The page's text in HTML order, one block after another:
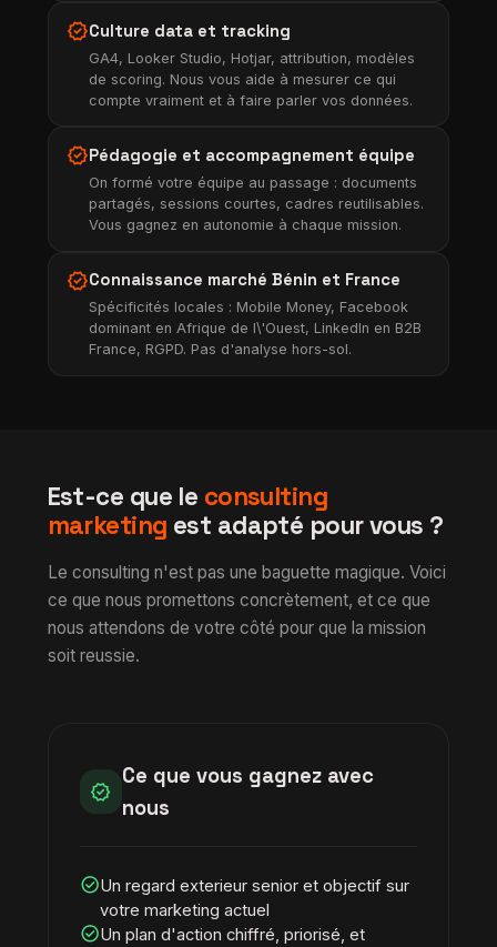
verifiedCulture data et tracking
GA4, Looker Studio, Hotjar, attribution, modèles
de scoring. Nous vous aide à mesurer ce qui
compte vraiment et à faire parler vos données.
verifiedPédagogie et accompagnement équipe
On formé votre équipe au passage : documents
partagés, sessions courtes, cadres reutilisables.
Vous gagnez en autonomie à chaque mission.
verifiedConnaissance marché Bénin et France
Spécificités locales : Mobile Money, Facebook
dominant en Afrique de l\'Ouest, LinkedIn en B2B
France, RGPD. Pas d'analyse hors-sol.
Est-ce que le consulting
marketing est adapté pour vous ?
Le consulting n'est pas une baguette magique. Voici
ce que nous promettons concrètement, et ce que
nous attendons de votre côté pour que la mission
soit reussie.
verified
Ce que vous gagnez avec
nous
check_circleUn regard exterieur senior et objectif sur
votre marketing actuel
check_circleUn plan d'action chiffré, priorisé, et